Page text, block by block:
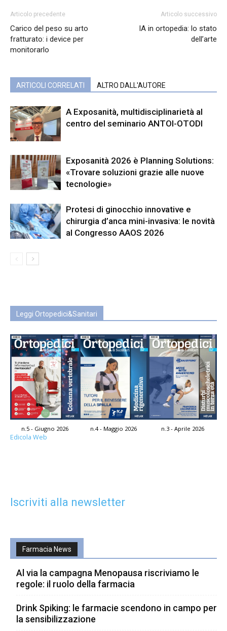
Articolo precedente
Carico del peso su arto
fratturato: i device per
monitorarlo
Articolo successivo
IA in ortopedia: lo stato
dell’arte
ARTICOLI CORRELATI ALTRO DALL'AUTORE
A Exposanità, multidisciplinarietà al
centro del seminario ANTOI-OTODI
Exposanità 2026 è Planning Solutions:
«Trovare soluzioni grazie alle nuove
tecnologie»
Protesi di ginocchio innovative e
chirurgia d’anca mini-invasiva: le novità
al Congresso AAOS 2026
Leggi Ortopedici&Sanitari
n.5 - Giugno 2026 n.4 - Maggio 2026 n.3 - Aprile 2026
Edicola Web
Iscriviti alla newsletter
Farmacia News
Al via la campagna Menopausa riscriviamo le
regole: il ruolo della farmacia
Drink Spiking: le farmacie scendono in campo per
la sensibilizzazione